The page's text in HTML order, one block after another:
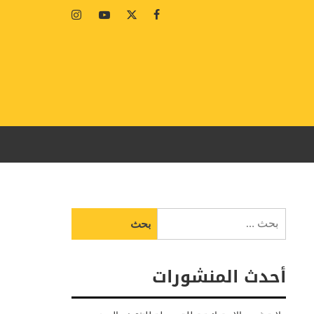
Facebook
Twitter
Youtube
Instagram
عن:
أحدث المنشورات